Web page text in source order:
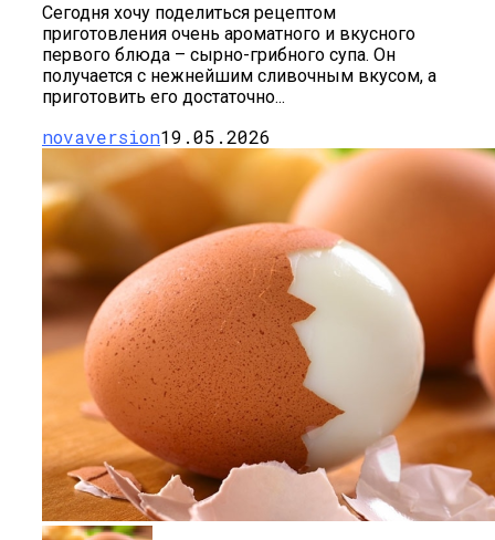
Сегодня хочу поделиться рецептом
приготовления очень ароматного и вкусного
первого блюда – сырно-грибного супа. Он
получается с нежнейшим сливочным вкусом, а
приготовить его достаточно...
novaversion19.05.2026